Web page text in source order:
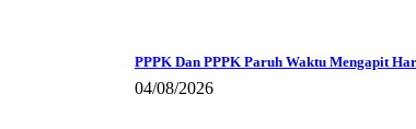
PPPK Dan PPPK Paruh Waktu Mengapit
04/08/2026